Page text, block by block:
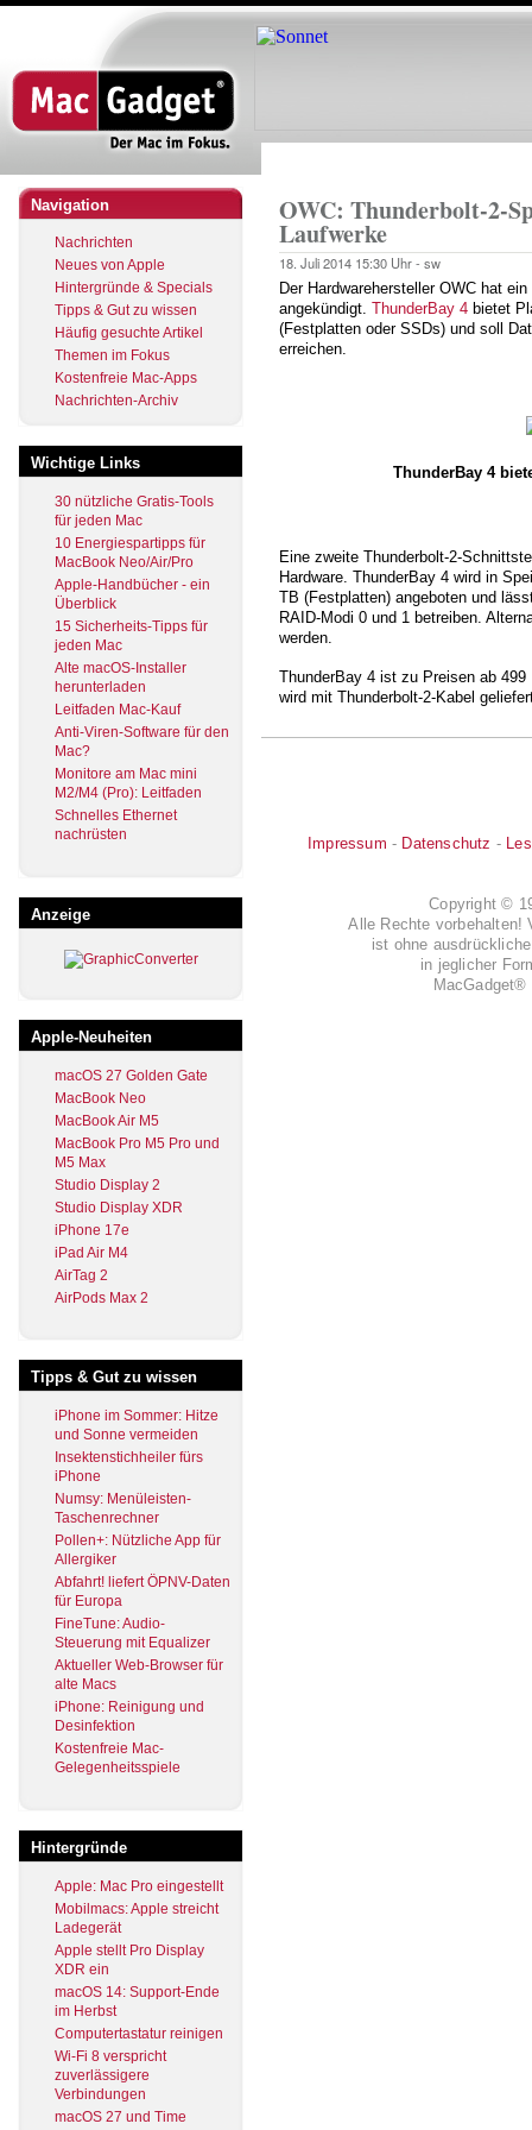
Direkt
zum
Navigation
Nachrichten
Neues von Apple
Hintergründe & Specials
Tipps & Gut zu wissen
Häufig gesuchte Artikel
Themen im Fokus
Kostenfreie Mac-Apps
Nachrichten-Archiv
Wichtige Links
30 nützliche Gratis-Tools
für jeden Mac
10 Energiespartipps für
MacBook Neo/Air/Pro
Apple-Handbücher - ein
Überblick
15 Sicherheits-Tipps für
jeden Mac
Alte macOS-Installer
herunterladen
Leitfaden Mac-Kauf
Anti-Viren-Software für den
Mac?
Monitore am Mac mini
M2/M4 (Pro): Leitfaden
Schnelles Ethernet
nachrüsten
Anzeige
Apple-Neuheiten
macOS 27 Golden Gate
MacBook Neo
MacBook Air M5
MacBook Pro M5 Pro und
M5 Max
Studio Display 2
Studio Display XDR
iPhone 17e
iPad Air M4
AirTag 2
AirPods Max 2
Tipps & Gut zu wissen
iPhone im Sommer: Hitze
und Sonne vermeiden
Insektenstichheiler fürs
iPhone
Numsy: Menüleisten-
Taschenrechner
Pollen+: Nützliche App für
Allergiker
Abfahrt! liefert ÖPNV-Daten
für Europa
FineTune: Audio-
Steuerung mit Equalizer
Aktueller Web-Browser für
alte Macs
iPhone: Reinigung und
Desinfektion
Kostenfreie Mac-
Gelegenheitsspiele
Hintergründe
Apple: Mac Pro eingestellt
Mobilmacs: Apple streicht
Ladegerät
Apple stellt Pro Display
XDR ein
macOS 14: Support-Ende
im Herbst
Computertastatur reinigen
Wi-Fi 8 verspricht
zuverlässigere
Verbindungen
macOS 27 und Time
OWC: Thunderbolt-2-
Laufwerke
18. Juli 2014 15:30 Uhr - sw
Der Hardwarehersteller OWC hat
angekündigt. ThunderBay 4 bietet
(Festplatten oder SSDs) und soll
erreichen.
ThunderBay 4
Eine zweite Thunderbolt-2-
Hardware. ThunderBay 4 wird in
TB (Festplatten) angeboten und
RAID-Modi 0 und 1 betreiben.
werden.
ThunderBay 4 ist zu Preisen ab
wird mit Thunderbolt-2-Kabel
Impressum - Datenschutz -
Copyright ©
Alle Rechte vorbehalten!
ist ohne
in jeglicher
MacGadget®